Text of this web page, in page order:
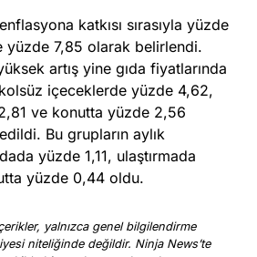
katkısı sırasıyla yüzde
yüzde 7,85 olarak belirlendi.
artış yine gıda fiyatlarında
içeceklerde yüzde 4,62,
ve konutta yüzde 2,56
Bu grupların aylık
yüzde 1,11, ulaştırmada
yüzde 0,44 oldu.
yalnızca genel bilgilendirme
niteliğinde değildir. Ninja News’te